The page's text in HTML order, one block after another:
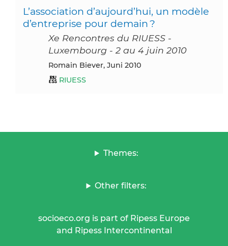
L’association d’aujourd’hui, un modèle
d’entreprise pour demain ?
Xe Rencontres du RIUESS -
Luxembourg - 2 au 4 juin 2010
Romain Biever, Juni 2010
RIUESS
Themes:
Other filters:
socioeco.org is part of Ripess Europe
and Ripess Intercontinental